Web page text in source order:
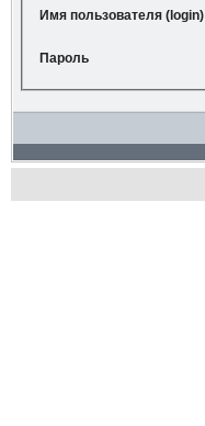
Имя пользователя (login)
Пароль